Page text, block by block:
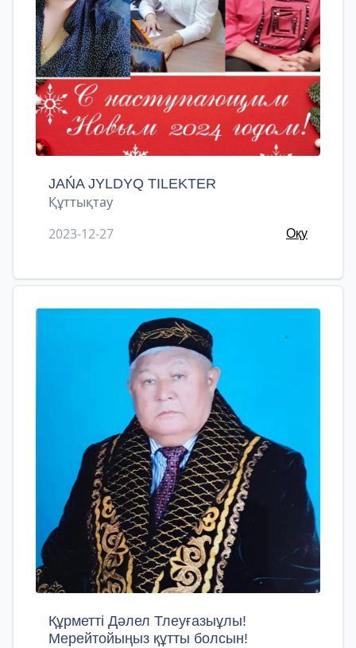
JAŃA JYLDYQ TILEKTER
Құттықтау
2023-12-27
Оқу
Құрметті Дәлел Тлеуғазыұлы!
Мерейтойыңыз құтты болсын!